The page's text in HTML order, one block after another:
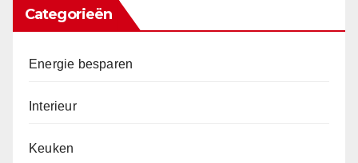
Categorieën
Energie besparen
Interieur
Keuken